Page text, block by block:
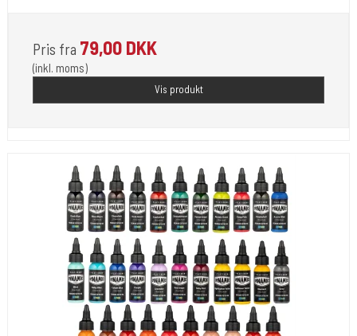
Pris fra 79,00 DKK
(inkl. moms)
Vis produkt